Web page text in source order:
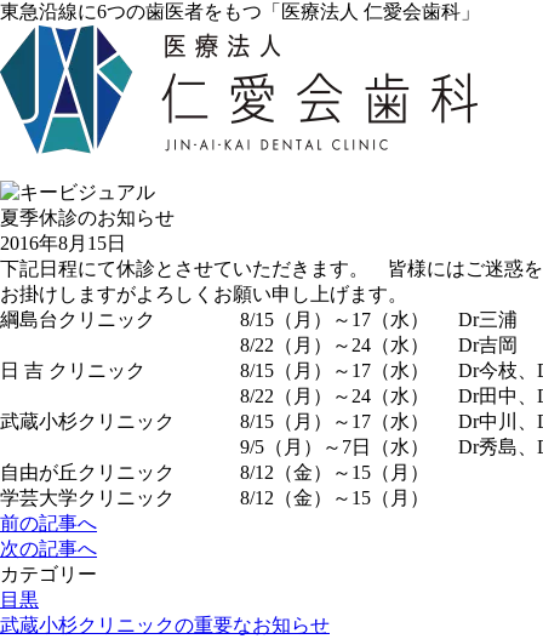
東急沿線に6つの歯医者をもつ「医療法人 仁愛会歯科」
夏季休診のお知らせ
2016年8月15日
下記日程にて休診とさせていただきます。 皆様にはご迷惑を
お掛けしますがよろしくお願い申し上げます。
綱島台クリニック
8/15（月）～17（水）
Dr三浦
8/22（月）～24（水）
Dr吉岡
日 吉 クリニック
8/15（月）～17（水）
Dr今枝、
8/22（月）～24（水）
Dr田中、
武蔵小杉クリニック
8/15（月）～17（水）
Dr中川、
9/5（月）～7日（水）
Dr秀島、
自由が丘クリニック
8/12（金）～15（月）
学芸大学クリニック
8/12（金）～15（月）
前の記事へ
次の記事へ
カテゴリー
目黒
武蔵小杉クリニックの重要なお知らせ